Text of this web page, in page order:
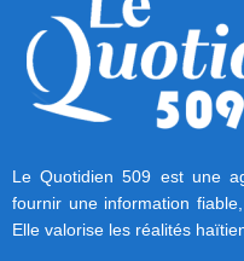
Le Quotidien 509 est une
fournir une information
Elle valorise les réalités